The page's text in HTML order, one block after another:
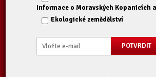
Informace o Moravských Kopanicích
Ekologické zemědělství